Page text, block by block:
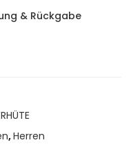
& Rückgabe
,Herren